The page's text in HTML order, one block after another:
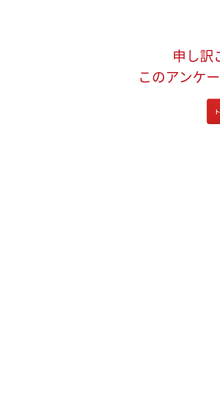
申し訳
このアンケ